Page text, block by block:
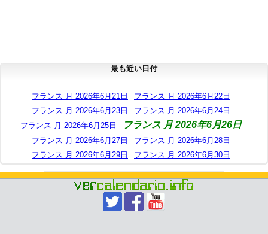
最も近い日付
フランス 月 2026年6月21日
フランス 月 2026年6月22日
フランス 月 2026年6月23日
フランス 月 2026年6月24日
フランス 月 2026年6月25日
フランス 月 2026年6月26日
フランス 月 2026年6月27日
フランス 月 2026年6月28日
フランス 月 2026年6月29日
フランス 月 2026年6月30日